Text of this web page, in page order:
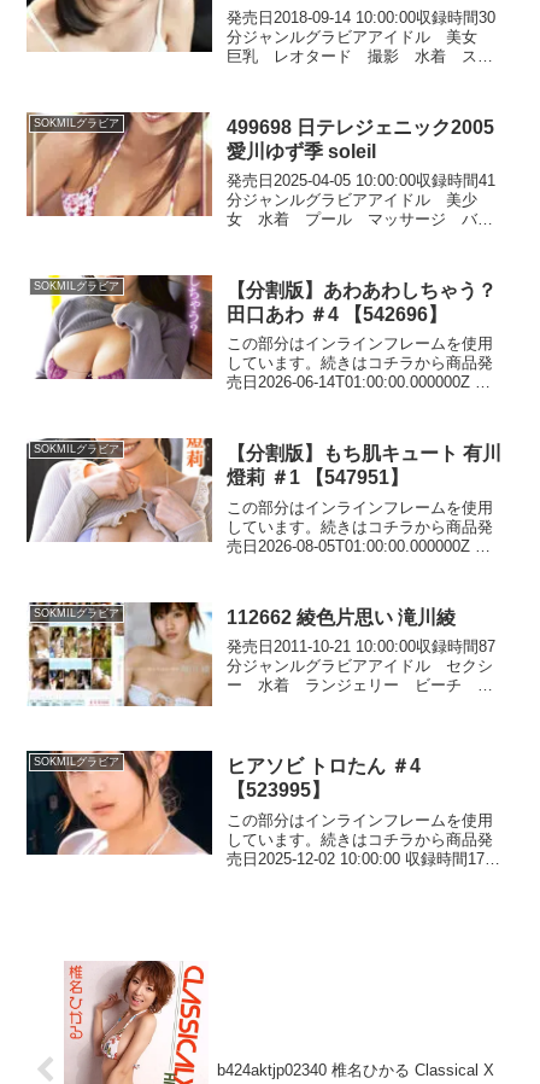
発売日2018-09-14 10:00:00収録時間30
分ジャンルグラビアアイドル 美女
巨乳 レオタード 撮影 水着 スレ
レーベルグラビア...
SOKMILグラビア
499698 日テレジェニック2005
愛川ゆず季 soleil
発売日2025-04-05 10:00:00収録時間41
分ジャンルグラビアアイドル 美少
女 水着 プール マッサージ バブ
カー日テレオンデマンド レーベル日
テレオンデマンド...
SOKMILグラビア
【分割版】あわあわしちゃう？
田口あわ ＃4 【542696】
この部分はインラインフレームを使用
しています。続きはコチラから商品発
売日2026-06-14T01:00:00.000000Z 収
ロンティア レーベルイーネット・フ...
SOKMILグラビア
【分割版】もち肌キュート 有川
燈莉 ＃1 【547951】
この部分はインラインフレームを使用
しています。続きはコチラから商品発
売日2026-08-05T01:00:00.000000Z 収
竹書房（分割版） ジャンル分割版...
SOKMILグラビア 112662 綾色片思い 滝川綾
発売日2011-10-21 10:00:00収録時間87
分ジャンルグラビアアイドル セクシ
ー 水着 ランジェリー ビーチ ヨ
112662価格...
SOKMILグラビア
ヒアソビ トロたん ＃4
【523995】
この部分はインラインフレームを使用
しています。続きはコチラから商品発
売日2025-12-02 10:00:00 収録時間17分
b424aktjp02340 椎名ひかる Classical X